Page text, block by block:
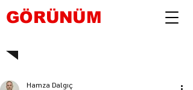
GÖRÜNÜM
Hamza Dalgıç